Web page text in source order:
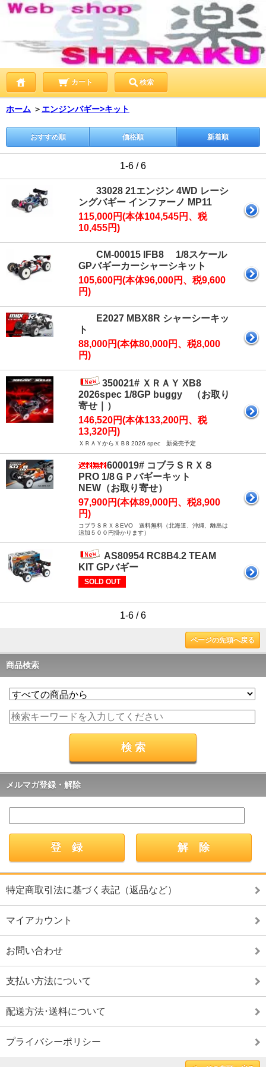
カート 検索
ホーム ＞ エンジンバギー>キット
おすすめ順 価格順 新着順
1-6 / 6
33028 21エンジン 4WD レーシ
ングバギー インファーノ MP11
115,000円(本体104,545円、税
10,455円)
CM-00015 IFB8 1/8スケール
GPバギーカーシャーシキット
105,600円(本体96,000円、税9,600
円)
E2027 MBX8R シャーシーキッ
ト
88,000円(本体80,000円、税8,000
円)
350021# ＸＲＡＹ XB8
2026spec 1/8GP buggy （お取り
寄せ｜）
146,520円(本体133,200円、税
13,320円)
ＸＲＡＹからＸＢ8 2026 spec 新発売予定
600019# コブラＳＲＸ８
PRO 1/8ＧＰバギーキット
NEW（お取り寄せ）
97,900円(本体89,000円、税8,900
円)
コブラＳＲＸ８EVO 送料無料（北海道、沖縄、離島は
追加５００円掛かります）
AS80954 RC8B4.2 TEAM
KIT GPバギー
SOLD OUT
1-6 / 6
ページの先頭へ戻る
商品検索
メルマガ登録・解除
特定商取引法に基づく表記（返品など）
マイアカウント
お問い合わせ
支払い方法について
配送方法･送料について
プライバシーポリシー